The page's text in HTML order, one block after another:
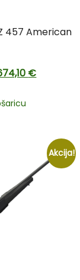
457 American
€
Akcija!